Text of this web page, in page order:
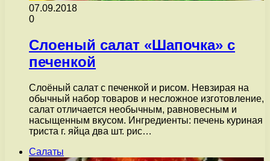
07.09.2018
0
Слоеный салат «Шапочка» с
печенкой
Слоёный салат с печенкой и рисом. Невзирая на
обычный набор товаров и несложное изготовление,
салат отличается необычным, равновесным и
насыщенным вкусом. Ингредиенты: печень куриная
триста г. яйца два шт. рис…
Салаты